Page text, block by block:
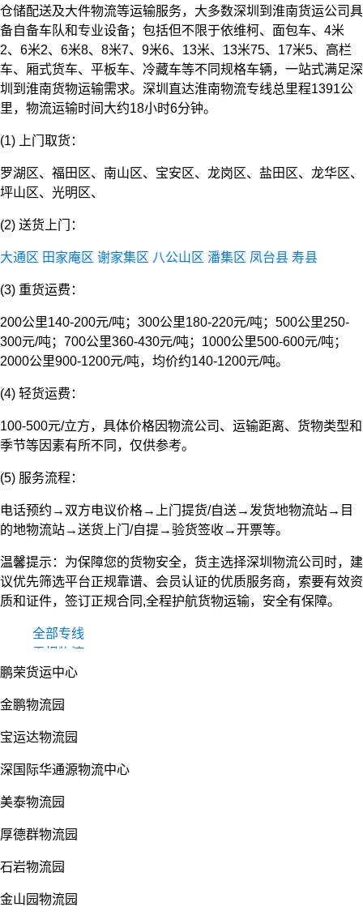
仓储配送及大件物流等运输服务，大多数深圳到淮南货运公司具
备自备车队和专业设备；包括但不限于依维柯、面包车、4米
2、6米2、6米8、8米7、9米6、13米、13米75、17米5、高栏
车、厢式货车、平板车、冷藏车等不同规格车辆，一站式满足深
圳到淮南货物运输需求。深圳直达淮南物流专线总里程1391公
里，物流运输时间大约18小时6分钟。
(1) 上门取货：
罗湖区、福田区、南山区、宝安区、龙岗区、盐田区、龙华区、
坪山区、光明区、
(2) 送货上门：
大通区 田家庵区 谢家集区 八公山区 潘集区 凤台县 寿县
(3) 重货运费：
200公里140-200元/吨；300公里180-220元/吨；500公里250-
300元/吨；700公里360-430元/吨；1000公里500-600元/吨；
2000公里900-1200元/吨，均价约140-1200元/吨。
(4) 轻货运费：
100-500元/立方，具体价格因物流公司、运输距离、货物类型和
季节等因素有所不同，仅供参考。
(5) 服务流程：
电话预约→双方电议价格→上门提货/自送→发货地物流站→目
的地物流站→送货上门/自提→验货签收→开票等。
温馨提示：为保障您的货物安全，货主选择深圳物流公司时，建
议优先筛选平台正规靠谱、会员认证的优质服务商，索要有效资
质和证件，签订正规合同,全程护航货物运输，安全有保障。
全部专线
零担物流
整车货运
鹏荣货运中心
金鹏物流园
宝运达物流园
深国际华通源物流中心
美泰物流园
厚德群物流园
石岩物流园
金山园物流园